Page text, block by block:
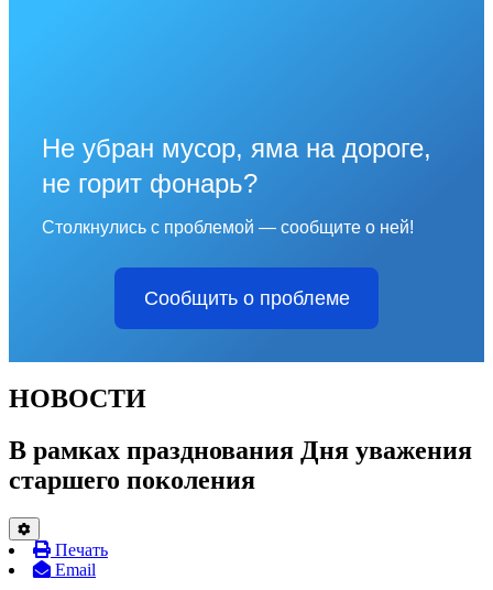
Не убран мусор, яма на дороге,
не горит фонарь?
Столкнулись с проблемой — сообщите о ней!
Сообщить о проблеме
НОВОСТИ
В рамках празднования Дня уважения
старшего поколения
Печать
Email